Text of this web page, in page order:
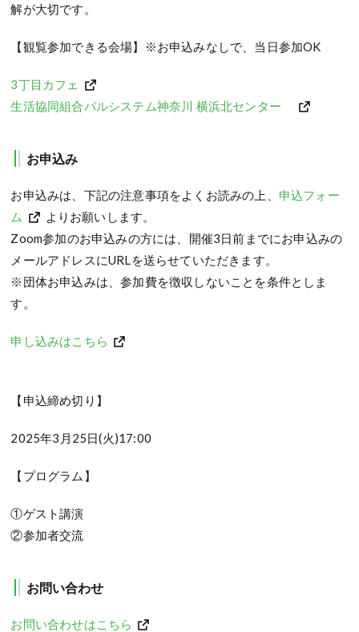
解が大切です。
【観覧参加できる会場】※お申込みなしで、当日参加OK
3丁目カフェ
生活協同組合パルシステム神奈川 横浜北センター
お申込み
お申込みは、下記の注意事項をよくお読みの上、 申込フォー
ム
よりお願いします。
Zoom参加のお申込みの方には、開催3日前までにお申込みの
メールアドレスにURLを送らせていただきます。
※団体お申込みは、参加費を徴収しないことを条件としま
す。
申し込みはこちら
【申込締め切り】
2025年3月25日(火)17:00
【プログラム】
①ゲスト講演
②参加者交流
お問い合わせ
お問い合わせはこちら